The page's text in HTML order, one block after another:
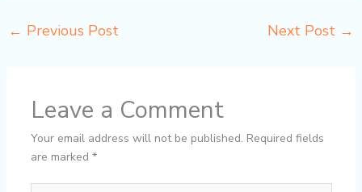
← Previous Post Next Post →
Leave a Comment
Your email address will not be published. Required fields
are marked *